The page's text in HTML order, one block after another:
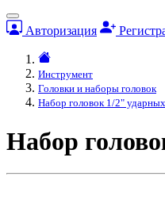
Авторизация
Инструмент
Головки и наборы головок
Набор головок 1/2" ударных
Набор